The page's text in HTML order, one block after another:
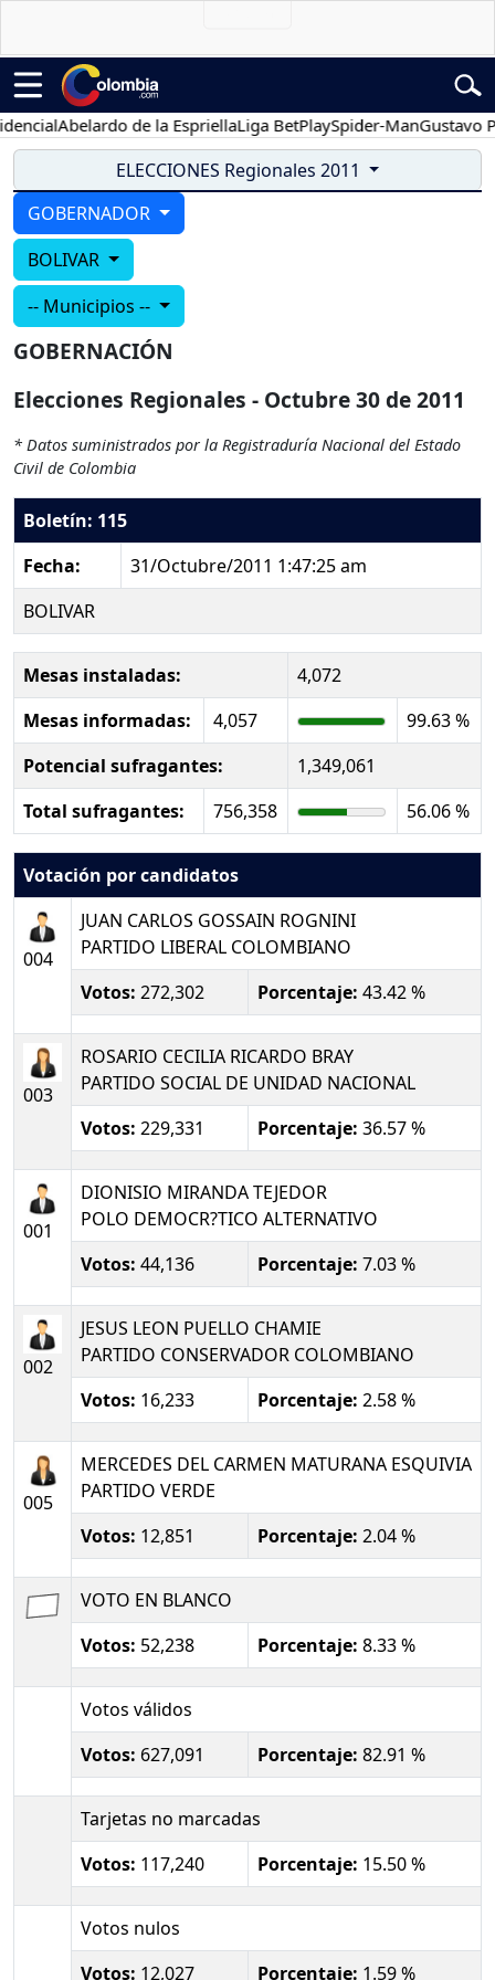
Abelardo de la EspriellaLiga BetPlaySpider-ManGustavo
ELECCIONES Regionales 2011
GOBERNADOR
BOLIVAR
-- Municipios --
GOBERNACIÓN
Elecciones Regionales - Octubre 30 de 2011
* Datos suministrados por la Registraduría Nacional del Estado
Civil de Colombia
Boletín: 115
Fecha:
31/Octubre/2011 1:47:25 am
BOLIVAR
Mesas instaladas:
4,072
Mesas informadas:
4,057
99.63 %
Potencial sufragantes:
1,349,061
Total sufragantes:
756,358 56.06 %
Votación por candidatos
004
JUAN CARLOS GOSSAIN ROGNINI
PARTIDO LIBERAL COLOMBIANO
Votos: 272,302 Porcentaje: 43.42 %
003
ROSARIO CECILIA RICARDO BRAY
PARTIDO SOCIAL DE UNIDAD NACIONAL
Votos: 229,331 Porcentaje: 36.57 %
001
DIONISIO MIRANDA TEJEDOR
POLO DEMOCR?TICO ALTERNATIVO
Votos: 44,136 Porcentaje: 7.03 %
002
JESUS LEON PUELLO CHAMIE
PARTIDO CONSERVADOR COLOMBIANO
Votos: 16,233 Porcentaje: 2.58 %
005
MERCEDES DEL CARMEN MATURANA ESQUIVIA
PARTIDO VERDE
Votos: 12,851 Porcentaje: 2.04 %
VOTO EN BLANCO
Votos: 52,238 Porcentaje: 8.33 %
Votos válidos
Votos: 627,091 Porcentaje: 82.91 %
Tarjetas no marcadas
Votos: 117,240 Porcentaje: 15.50 %
Votos nulos
Votos: 12,027 Porcentaje: 1.59 %